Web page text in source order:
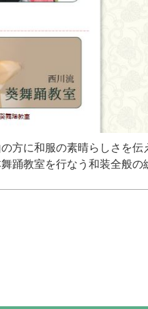
方に和服の素晴らしさを伝
踊教室を行なう和装全般の